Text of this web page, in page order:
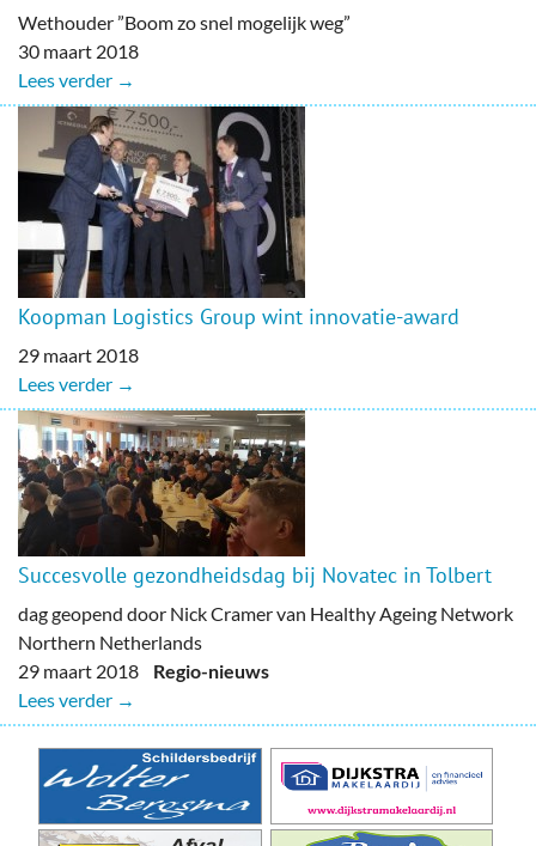
Wethouder ”Boom zo snel mogelijk weg”
30 maart 2018
Lees verder →
Koopman Logistics Group wint innovatie-award
29 maart 2018
Lees verder →
Succesvolle gezondheidsdag bij Novatec in Tolbert
dag geopend door Nick Cramer van Healthy Ageing Network
Northern Netherlands
29 maart 2018 Regio-nieuws
Lees verder →